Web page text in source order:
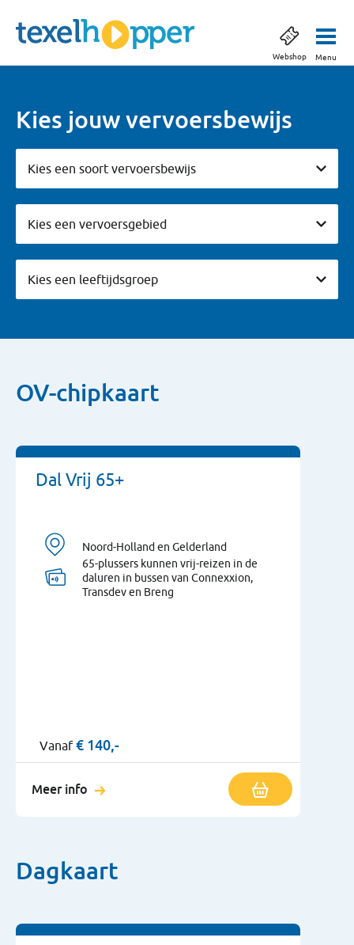
Webshop Menu
Kies jouw vervoersbewijs
Kies een soort vervoersbewijs
Kies een vervoersgebied
Kies een leeftijdsgroep
OV-chipkaart
Dal Vrij 65+
Noord-Holland en Gelderland
65-plussers kunnen vrij-reizen in de
daluren in bussen van Connexxion,
Transdev en Breng
Vanaf € 140,-
Meer info
Dagkaart